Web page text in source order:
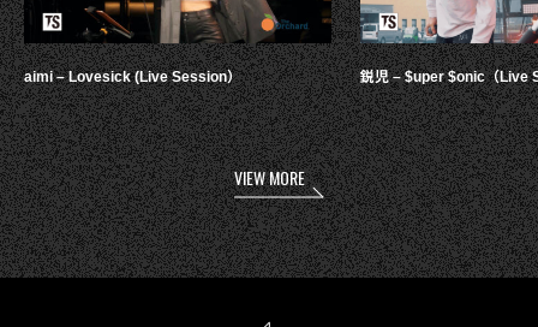
aimi – Lovesick (Live Session） 鋭児 – $uper $onic（Live
VIEW MORE